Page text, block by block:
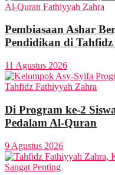
Pembiasaan Ashar
Pendidikan di
11 Agustus 2026
Di Program ke-2
Pedalam Al-Quran
9 Agustus 2026